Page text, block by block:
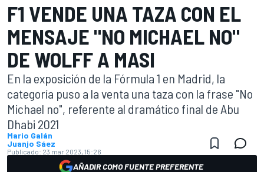
F1 VENDE UNA TAZA CON EL
MENSAJE "NO MICHAEL NO"
DE WOLFF A MASI
En la exposición de la Fórmula 1 en Madrid, la
categoría puso a la venta una taza con la frase "No
Michael no", referente al dramático final de Abu
Dhabi 2021
Mario Galán
Juanjo Sáez
Publicado: 23 mar 2023, 15:26
AÑADIR COMO FUENTE PREFERENTE